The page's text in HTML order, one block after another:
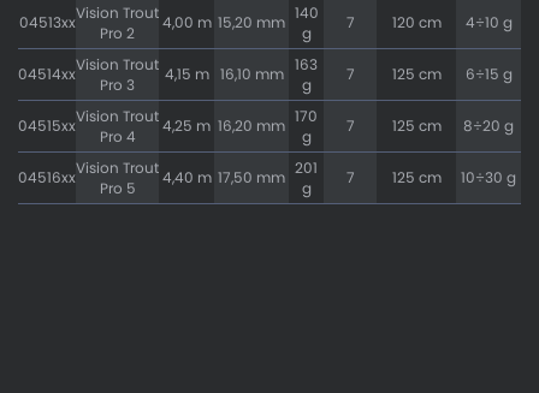
04513xxVision Trout
Pro 2
4,00 m 15,20 mm 140
g
7 120 cm 4÷10 g
04514xxVision Trout
Pro 3
4,15 m 16,10 mm 163
g
7 125 cm 6÷15 g
04515xxVision Trout
Pro 4
4,25 m 16,20 mm 170
g
7 125 cm 8÷20 g
04516xxVision Trout
Pro 5
4,40 m 17,50 mm 201
g
7 125 cm 10÷30 g